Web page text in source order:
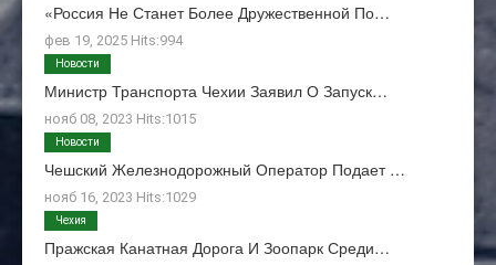
«Россия Не Станет Более Дружественной По…
фев 19, 2025 Hits:994
Министр Транспорта Чехии Заявил О Запуск…
нояб 08, 2023 Hits:1015
Новости
Чешский Железнодорожный Оператор Подает …
нояб 16, 2023 Hits:1029
Новости
Пражская Канатная Дорога И Зоопарк Среди…
Чехия